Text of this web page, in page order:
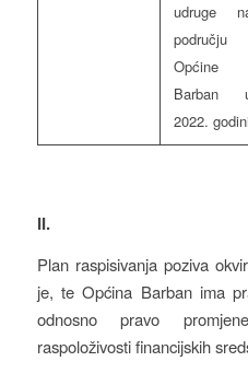
udruge
području
Općine
Barban
2022. godini
II.
Plan raspisivanja poziva
je, te Općina Barban ima
odnosno pravo
raspoloživosti financijskih